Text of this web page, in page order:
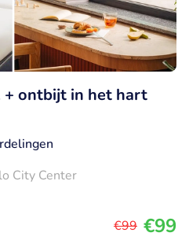
+ ontbijt in het hart
City Center
€99 €99